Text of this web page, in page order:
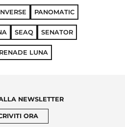
PANOMATIC
SEAQ SENATOR
LUNA
NEWSLETTER
ORA